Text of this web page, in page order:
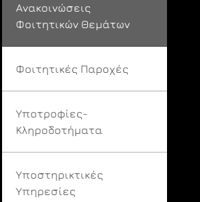
Ανακοινώσεις
Φοιτητικών Θεμάτων
Φοιτητικές Παροχές
Υποτροφίες-
Κληροδοτήματα
Υποστηρικτικές
Υπηρεσίες